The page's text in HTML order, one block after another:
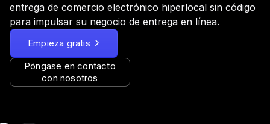
entrega de comercio electrónico hiperlocal sin código
para impulsar su negocio de entrega en línea.
Empieza gratis
Póngase en contacto
con nosotros